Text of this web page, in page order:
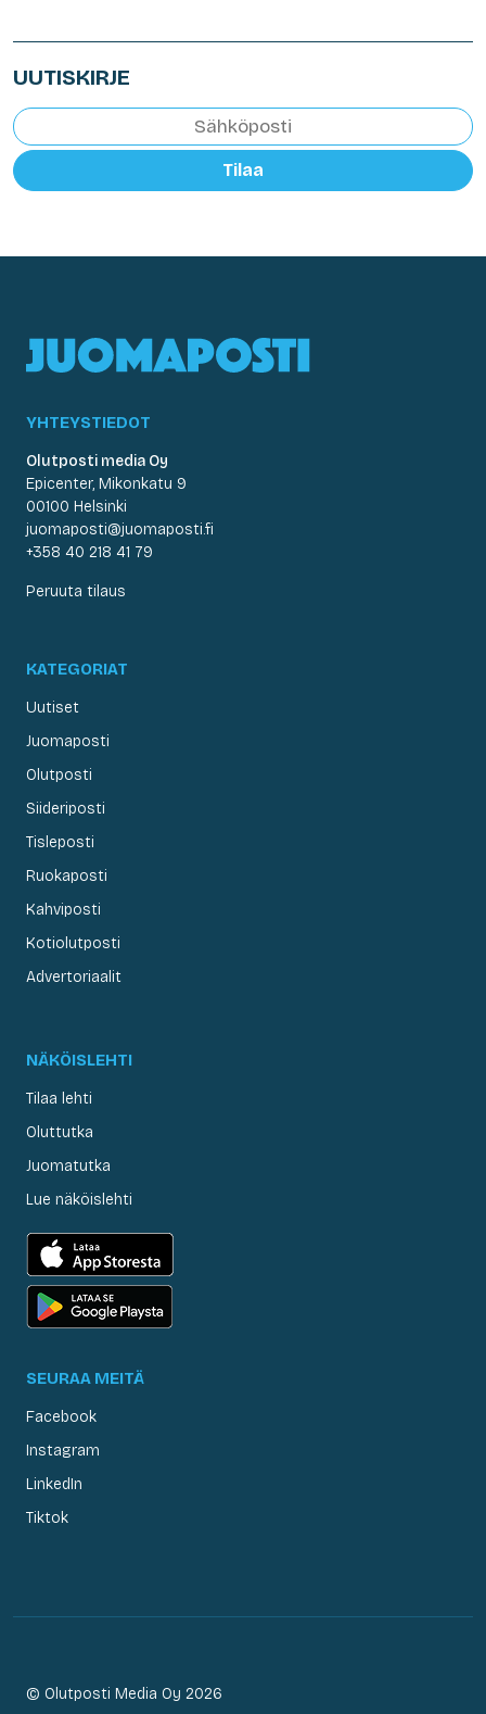
UUTISKIRJE
Tilaa
YHTEYSTIEDOT
Olutposti media Oy
Epicenter, Mikonkatu 9
00100 Helsinki
juomaposti@juomaposti.fi
+358 40 218 41 79
Peruuta tilaus
KATEGORIAT
Uutiset
Juomaposti
Olutposti
Siideriposti
Tisleposti
Ruokaposti
Kahviposti
Kotiolutposti
Advertoriaalit
NÄKÖISLEHTI
Tilaa lehti
Oluttutka
Juomatutka
Lue näköislehti
SEURAA MEITÄ
Facebook
Instagram
LinkedIn
Tiktok
© Olutposti Media Oy 2026